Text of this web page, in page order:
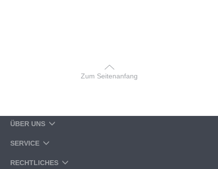
Zum Seitenanfang
ÜBER UNS
SERVICE
RECHTLICHES